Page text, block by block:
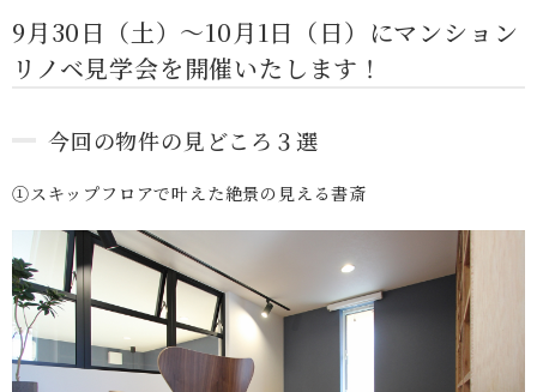
9月30日（土）〜10月1日（日）にマンション
リノベ見学会を開催いたします！
今回の物件の見どころ３選
①スキップフロアで叶えた絶景の見える書斎